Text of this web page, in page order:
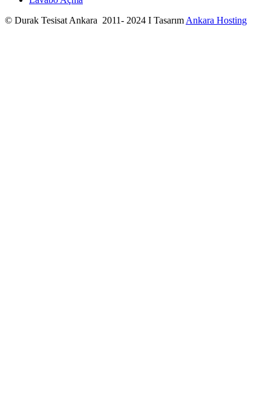
© Durak Tesisat Ankara 2011- 2024 I Tasarım Ankara Hosting